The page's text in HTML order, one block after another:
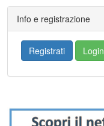
Info e registrazione
Registrati Login